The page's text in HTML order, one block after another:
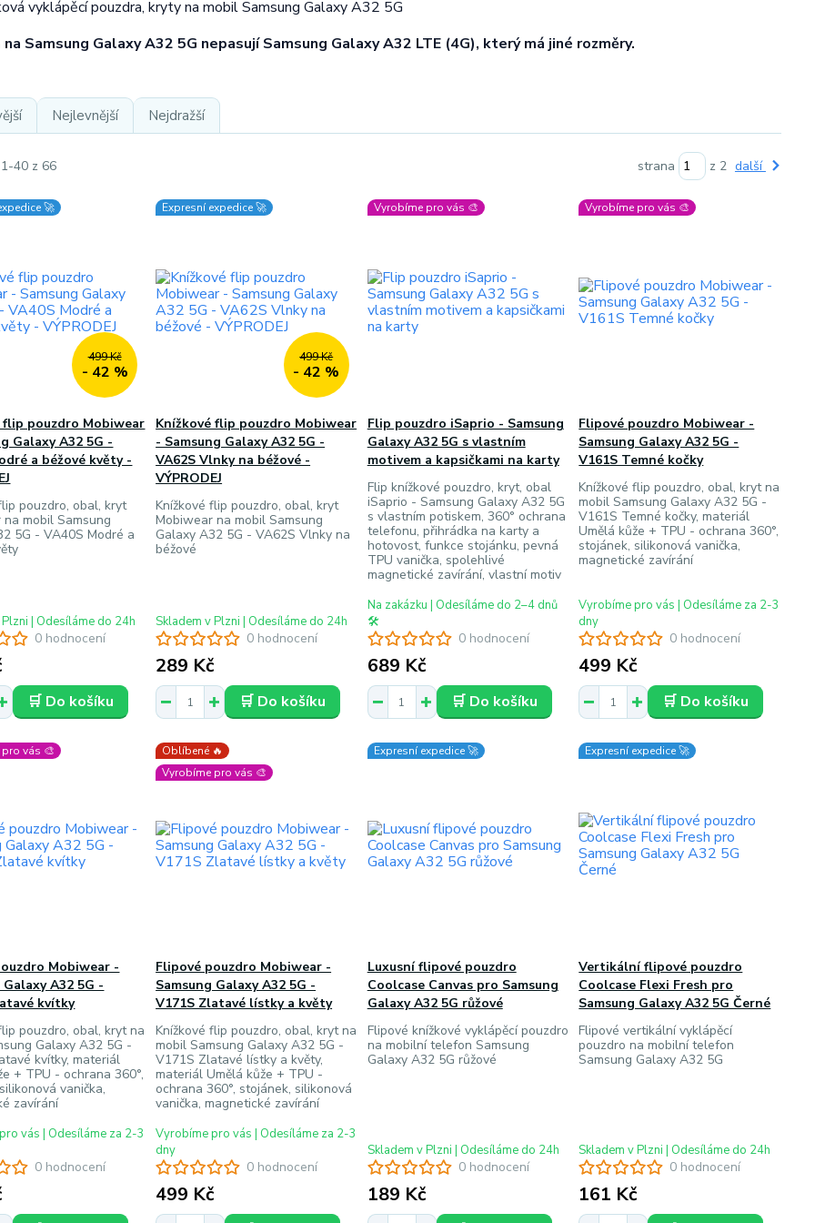
vyklápěcí pouzdra, kryty na mobil Samsung Galaxy A32 5G
na Samsung Galaxy A32 5G nepasují Samsung Galaxy A32 LTE (4G), který má jiné rozměry.
Nejlevnější Nejdražší
40 z 66 strana z 2 další
🚀
499 Kč
- 42 %
0 hodnocení
flip pouzdro Mobiwear
Galaxy A32 5G -
a béžové květy -
pouzdro, obal, kryt
mobil Samsung
5G - VA40S Modré a
| Odesíláme do 24h
🛒 Do košíku
Expresní expedice 🚀
499 Kč
- 42 %
0 hodnocení
Knížkové flip pouzdro Mobiwear
- Samsung Galaxy A32 5G -
VA62S Vlnky na béžové -
VÝPRODEJ
Knížkové flip pouzdro, obal, kryt
Mobiwear na mobil Samsung
Galaxy A32 5G - VA62S Vlnky na
béžové
289 Kč
Skladem v Plzni | Odesíláme do 24h
🛒 Do košíku
Vyrobíme pro vás 🎨
0 hodnocení
Flip pouzdro iSaprio - Samsung
Galaxy A32 5G s vlastním
motivem a kapsičkami na karty
Flip knížkové pouzdro, kryt, obal
iSaprio - Samsung Galaxy A32 5G
s vlastním potiskem, 360° ochrana
telefonu, přihrádka na karty a
hotovost, funkce stojánku, pevná
TPU vanička, spolehlivé
magnetické zavírání, vlastní motiv
689 Kč
Na zakázku | Odesíláme do 2–4 dnů
🛠️
🛒 Do košíku
Vyrobíme pro vás 🎨
0 hodnocení
Flipové pouzdro Mobiwear -
Samsung Galaxy A32 5G -
V161S Temné kočky
Knížkové flip pouzdro, obal, kryt na
mobil Samsung Galaxy A32 5G -
V161S Temné kočky, materiál
Umělá kůže + TPU - ochrana 360°,
stojánek, silikonová vanička,
magnetické zavírání
499 Kč
Vyrobíme pro vás | Odesíláme za 2-3
dny
🛒 Do košíku
vás 🎨
0 hodnocení
Mobiwear -
Galaxy A32 5G -
kvítky
pouzdro, obal, kryt na
Galaxy A32 5G -
kvítky, materiál
+ TPU - ochrana 360°,
vanička,
zavírání
vás | Odesíláme za 2-3
Oblíbené 🔥
Vyrobíme pro vás 🎨
0 hodnocení
Flipové pouzdro Mobiwear -
Samsung Galaxy A32 5G -
V171S Zlatavé lístky a květy
Knížkové flip pouzdro, obal, kryt na
mobil Samsung Galaxy A32 5G -
V171S Zlatavé lístky a květy,
materiál Umělá kůže + TPU -
ochrana 360°, stojánek, silikonová
vanička, magnetické zavírání
499 Kč
Vyrobíme pro vás | Odesíláme za 2-3
dny
Expresní expedice 🚀
0 hodnocení
Luxusní flipové pouzdro
Coolcase Canvas pro Samsung
Galaxy A32 5G růžové
Flipové knížkové vyklápěcí pouzdro
na mobilní telefon Samsung
Galaxy A32 5G růžové
189 Kč
Skladem v Plzni | Odesíláme do 24h
Expresní expedice 🚀
0 hodnocení
Vertikální flipové pouzdro
Coolcase Flexi Fresh pro
Samsung Galaxy A32 5G Černé
Flipové vertikální vyklápěcí
pouzdro na mobilní telefon
Samsung Galaxy A32 5G
161 Kč
Skladem v Plzni | Odesíláme do 24h